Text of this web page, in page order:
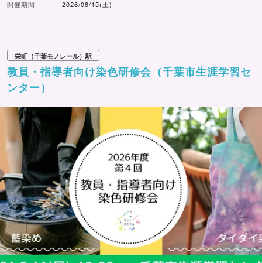
開催期間 2026/08/15(土)
栄町（千葉モノレール）駅
教員・指導者向け染色研修会（千葉市生涯学習セ
ンター）